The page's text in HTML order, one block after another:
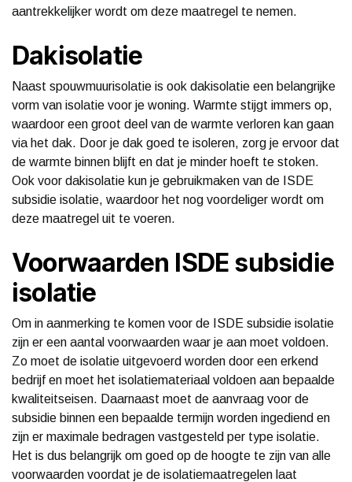
aantrekkelijker wordt om deze maatregel te nemen.
Dakisolatie
Naast spouwmuurisolatie is ook dakisolatie een belangrijke
vorm van isolatie voor je woning. Warmte stijgt immers op,
waardoor een groot deel van de warmte verloren kan gaan
via het dak. Door je dak goed te isoleren, zorg je ervoor dat
de warmte binnen blijft en dat je minder hoeft te stoken.
Ook voor dakisolatie kun je gebruikmaken van de ISDE
subsidie isolatie, waardoor het nog voordeliger wordt om
deze maatregel uit te voeren.
Voorwaarden ISDE subsidie
isolatie
Om in aanmerking te komen voor de ISDE subsidie isolatie
zijn er een aantal voorwaarden waar je aan moet voldoen.
Zo moet de isolatie uitgevoerd worden door een erkend
bedrijf en moet het isolatiemateriaal voldoen aan bepaalde
kwaliteitseisen. Daarnaast moet de aanvraag voor de
subsidie binnen een bepaalde termijn worden ingediend en
zijn er maximale bedragen vastgesteld per type isolatie.
Het is dus belangrijk om goed op de hoogte te zijn van alle
voorwaarden voordat je de isolatiemaatregelen laat